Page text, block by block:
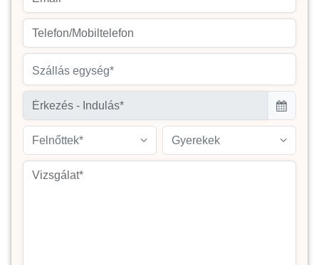
Szállás egység*
Felnőttek* Gyerekek